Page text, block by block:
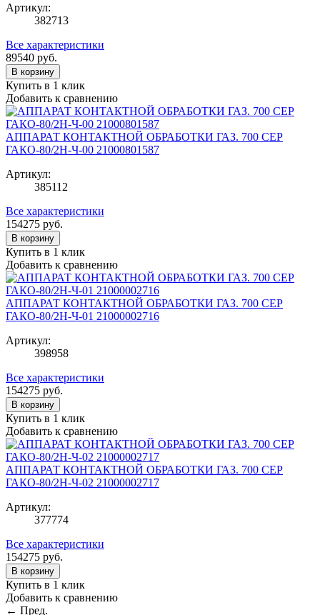
Артикул:
382713
Все характеристики
89540 руб.
В корзину
Купить в 1 клик
Добавить к сравнению
АППАРАТ КОНТАКТНОЙ ОБРАБОТКИ ГАЗ. 700 СЕР
ГАКО-80/2Н-Ч-00 21000801587
Артикул:
385112
Все характеристики
154275 руб.
В корзину
Купить в 1 клик
Добавить к сравнению
АППАРАТ КОНТАКТНОЙ ОБРАБОТКИ ГАЗ. 700 СЕР
ГАКО-80/2Н-Ч-01 21000002716
Артикул:
398958
Все характеристики
154275 руб.
В корзину
Купить в 1 клик
Добавить к сравнению
АППАРАТ КОНТАКТНОЙ ОБРАБОТКИ ГАЗ. 700 СЕР
ГАКО-80/2Н-Ч-02 21000002717
Артикул:
377774
Все характеристики
154275 руб.
В корзину
Купить в 1 клик
Добавить к сравнению
← Пред.